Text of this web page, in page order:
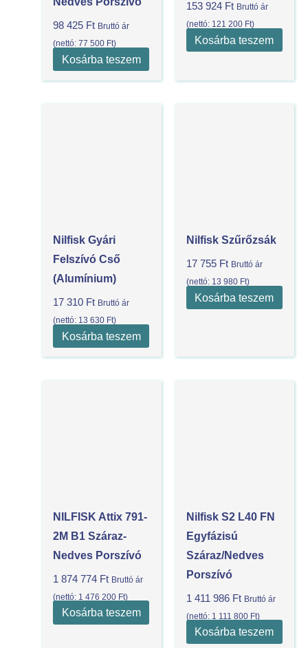
98 425 Ft Bruttó ár
(nettó:77 500 Ft)
Kosárba teszem
153 924 Ft Bruttó ár
(nettó: 121 200 Ft)
Kosárba teszem
Nilfisk Gyári
Felszívó Cső
(Alumínium)
17 310 Ft Bruttó ár
(nettó: 13 630 Ft)
Kosárba teszem
Nilfisk Szűrőzsák
17 755 Ft Bruttó ár
(nettó: 13 980 Ft)
Kosárba teszem
NILFISK Attix 791-
2M B1 Száraz-
Nedves Porszívó
1 874 774 Ft Bruttó ár
(nettó: 1 476 200 Ft)
Kosárba teszem
Nilfisk S2 L40 FN
Egyfázisú
Száraz/nedves
Porszívó
1 411 986 Ft Bruttó ár
(nettó: 1 111 800 Ft)
Kosárba teszem